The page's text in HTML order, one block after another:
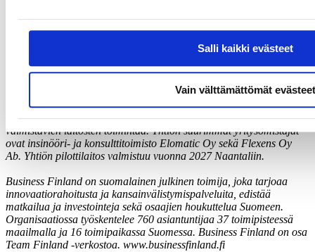
Salli kaikki evästeet
Vain välttämättömät evästeet
helena.saren (at) businessfinland.fi
p. +358 400 933 913
Green North Energy on vuonna 2021 perustettu vihreän energian
hankekehitysyhtiö, joka mahdollistaa vihreää vetyä ja ammoniakkia
valmistavien laitosten toimintaa. Yhtiön suurimmat yritysomistajat
ovat insinööri- ja konsulttitoimisto Elomatic Oy sekä Flexens Oy
Ab. Yhtiön pilottilaitos valmistuu vuonna 2027 Naantaliin.
Business Finland on suomalainen julkinen toimija, joka tarjoaa
innovaatiorahoitusta ja kansainvälistymispalveluita, edistää
matkailua ja investointeja sekä osaajien houkuttelua Suomeen.
Organisaatiossa työskentelee 760 asiantuntijaa 37 toimipisteessä
maailmalla ja 16 toimipaikassa Suomessa. Business Finland on osa
Team Finland -verkostoa. www.businessfinland.fi